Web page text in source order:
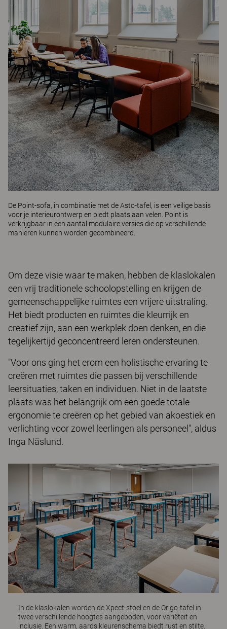
De Point-sofa, in combinatie met deAsto-tafel , is een veilige basis
voor je interieurontwerp en biedt plaats aan velen. Point is
verkrijgbaar in een aantal modulaire versies die op verschillende
manieren kunnen worden gecombineerd.
Om deze visie waar te maken, hebben de klaslokalen
een vrij traditionele schoolopstelling en krijgen de
gemeenschappelijke ruimtes een vrijere uitstraling.
Het biedt producten en ruimtes die kleurrijk en
creatief zijn, aan een werkplek doen denken, en die
tegelijkertijd geconcentreerd leren ondersteunen.
"Voor ons ging het erom een holistische ervaring te
creëren met ruimtes die passen bij verschillende
leersituaties, taken en individuen. Niet in de laatste
plaats was het belangrijk om een goede totale
ergonomie te creëren op het gebied van akoestiek en
verlichting voor zowel leerlingen als personeel", aldus
Inga Näslund.
In de klaslokalen worden deXpect-stoel en de Origo-tafel in
twee verschillende hoogtes aangeboden, voor variëteit en
inclusie. Een warm, aards kleurenschema biedt rust en stilte.